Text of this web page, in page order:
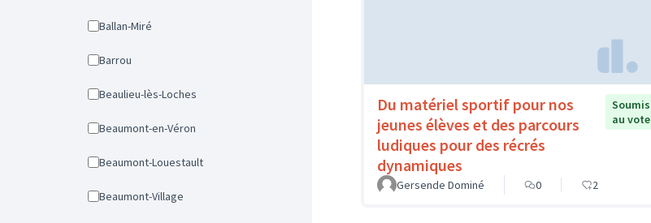
Ballan-Miré
Barrou
Beaulieu-lès-Loches
Beaumont-en-Véron
Beaumont-Louestault
Beaumont-Village
Du matériel sportif pour nos
jeunes élèves et des parcours
ludiques pour des récrés
dynamiques
Soumis
au vote
Gersende Dominé 0 2